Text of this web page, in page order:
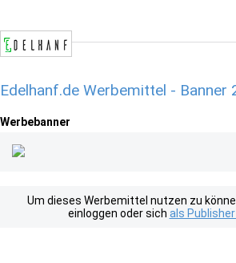
Edelhanf.de Werbemittel - Banner
Werbebanner
Um dieses Werbemittel nutzen zu
einloggen oder sich als